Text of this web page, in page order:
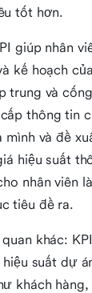
tốt hơn.
giúp nhân
kế hoạch
trung và
thông tin
mình và đề
hiệu suất
nhân viên
tiêu đề ra.
khác:
suất dự
khách